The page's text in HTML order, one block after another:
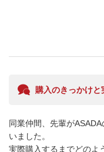
購入のきっかけと
同業仲間、先輩が
いました。
実際購入するまでどのよ